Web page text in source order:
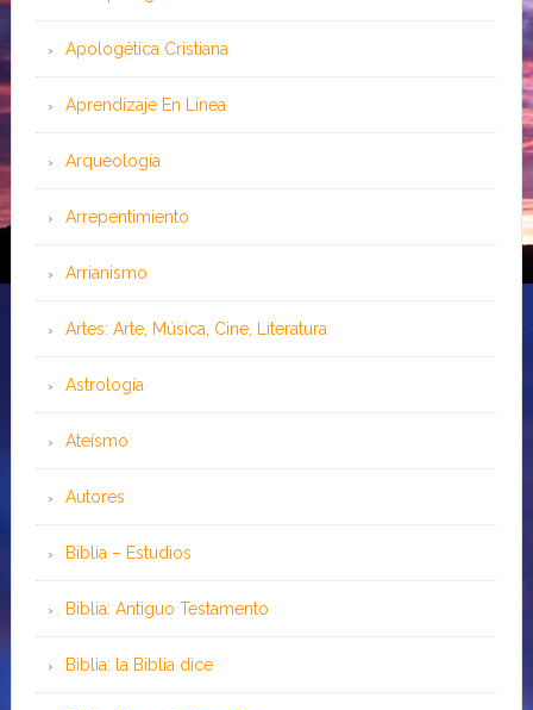
Apologética Cristiana
Aprendizaje En Línea
Arqueología
Arrepentimiento
Arrianismo
Artes: Arte, Música, Cine, Literatura
Astrología
Ateísmo
Autores
Biblia – Estudios
Biblia: Antiguo Testamento
Biblia: la Biblia dice